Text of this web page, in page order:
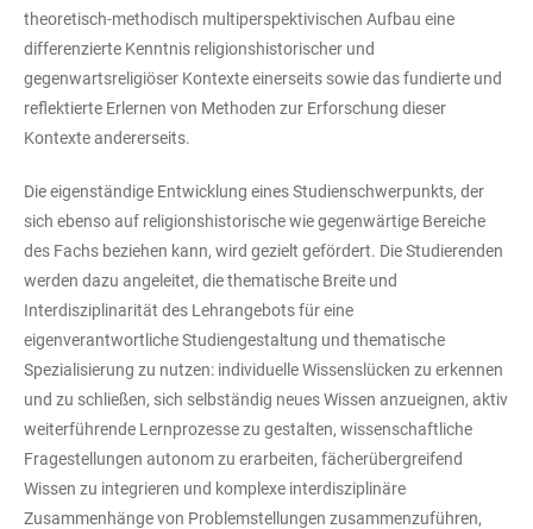
theoretisch-methodisch multiperspektivischen Aufbau eine
differenzierte Kenntnis religionshistorischer und
gegenwartsreligiöser Kontexte einerseits sowie das fundierte und
reflektierte Erlernen von Methoden zur Erforschung dieser
Kontexte andererseits.
Die eigenständige Entwicklung eines Studienschwerpunkts, der
sich ebenso auf religionshistorische wie gegenwärtige Bereiche
des Fachs beziehen kann, wird gezielt gefördert. Die Studierenden
werden dazu angeleitet, die thematische Breite und
Interdisziplinarität des Lehrangebots für eine
eigenverantwortliche Studiengestaltung und thematische
Spezialisierung zu nutzen: individuelle Wissenslücken zu erkennen
und zu schließen, sich selbständig neues Wissen anzueignen, aktiv
weiterführende Lernprozesse zu gestalten, wissenschaftliche
Fragestellungen autonom zu erarbeiten, fächerübergreifend
Wissen zu integrieren und komplexe interdisziplinäre
Zusammenhänge von Problemstellungen zusammenzuführen,